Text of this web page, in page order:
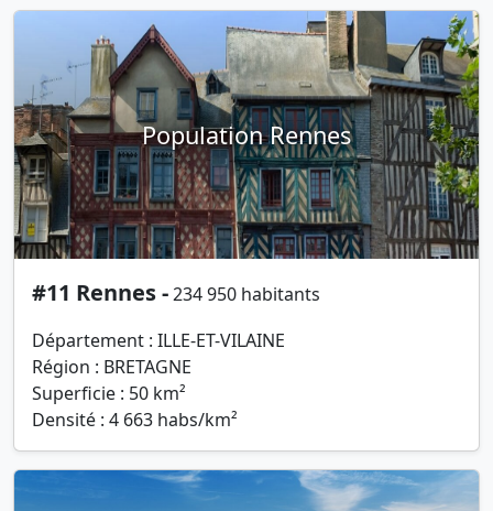
Population Rennes
#11 Rennes -234 950 habitants
Département : ILLE-ET-VILAINE
Région : BRETAGNE
Superficie : 50 km²
Densité : 4 663 habs/km²